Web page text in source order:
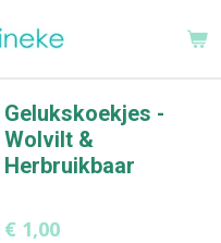
Gelukskoekjes -
Wolvilt &
Herbruikbaar
€ 1,00